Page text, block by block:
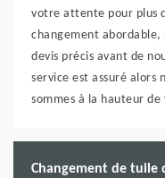
votre attente pour plus
changement abordable,
devis précis avant de
service est assuré alors
sommes à la hauteur
Changement de tuile